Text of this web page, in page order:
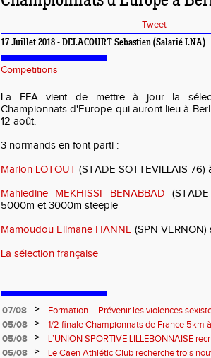
Tweet
17 Juillet 2018 - DELACOURT Sebastien (Salarié LNA)
Competitions
La FFA vient de mettre à jour la
Championnats d'Europe qui auront lieu à
12 août.
3 normands en font parti :
Marion LOTOUT (STADE SOTTEVILLAIS 76)
Mahiedine MEKHISSI BENABBAD
5000m et 3000m steeple
Mamoudou Elimane HANNE (SPN
La sélection française
07/08 >
Formation – Prévenir les violences
: le 26 septembre 2026
05/08 >
1/2 finale Championnats de France 5km
13 septembre 2026 : les informations
05/08 >
L’UNION SPORTIVE LILLEBONNAISE
rentrée 2026
05/08 >
Le Caen Athlétic Club recherche trois